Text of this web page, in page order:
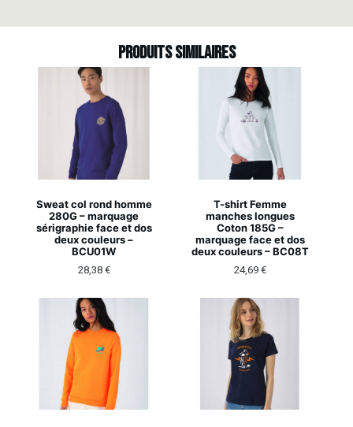
Produits similaires
Sweat col rond homme
280G – marquage
sérigraphie face et dos
deux couleurs –
BCU01W
28,38 €
T-shirt Femme
manches longues
Coton 185G –
marquage face et dos
deux couleurs – BC08T
24,69 €